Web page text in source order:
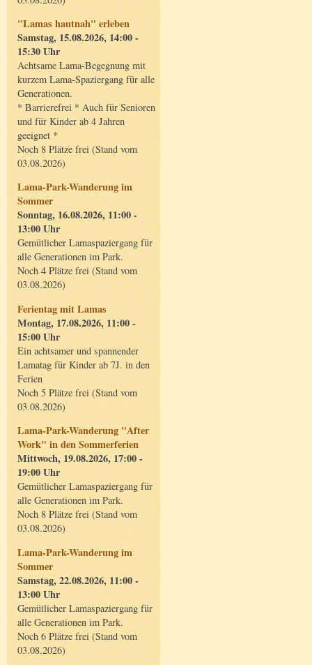
"Lamas hautnah" erleben
Samstag, 15.08.2026, 14:00 -
15:30 Uhr
Achtsame Lama-Begegnung mit
kurzem Lama-Spaziergang für alle
Generationen.
* Barrierefrei * Auch für Senioren
und für Kinder ab 4 Jahren
geeignet *
Noch 8 Plätze frei (Stand vom
03.08.2026)
Lama-Park-Wanderung im
Sommer
Sonntag, 16.08.2026, 11:00 -
13:00 Uhr
Gemütlicher Lamaspaziergang für
alle Generationen im Park.
Noch 4 Plätze frei (Stand vom
03.08.2026)
Ferientag mit Lamas
Montag, 17.08.2026, 11:00 -
15:00 Uhr
Ein achtsamer und spannender
Lamatag für Kinder ab 7J. in den
Ferien
Noch 5 Plätze frei (Stand vom
03.08.2026)
Lama-Park-Wanderung "After
Work" in den Sommerferien
Mittwoch, 19.08.2026, 17:00 -
19:00 Uhr
Gemütlicher Lamaspaziergang für
alle Generationen im Park.
Noch 8 Plätze frei (Stand vom
03.08.2026)
Lama-Park-Wanderung im
Sommer
Samstag, 22.08.2026, 11:00 -
13:00 Uhr
Gemütlicher Lamaspaziergang für
alle Generationen im Park.
Noch 6 Plätze frei (Stand vom
03.08.2026)